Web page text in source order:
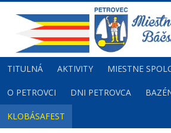
TITULNÁ AKTIVITY MIESTNE
O PETROVCI DNI PETROVCA
KLOBÁSAFEST